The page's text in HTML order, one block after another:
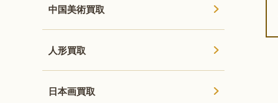
中国美術買取
人形買取
日本画買取